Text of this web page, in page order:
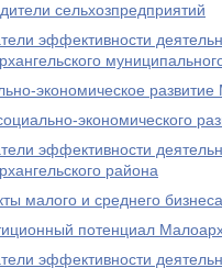
сельхозпредприятий
эффективности
экономическое
экономического
эффективности
района
малого и среднего бизнеса
потенциал
эффективности